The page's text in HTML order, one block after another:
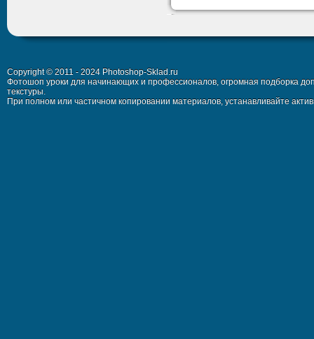
Copyright © 2011 - 2024 Photoshop-Sklad.ru
Фотошоп уроки для начинающих и профессионалов, огромная подборка
текстуры.
При полном или частичном копировании материалов, устанавливайте